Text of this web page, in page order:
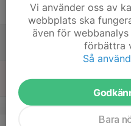
Åmåls Ishall
Sön
Vi använder oss av
webbplats ska
även för
förbättra
Så
Bara